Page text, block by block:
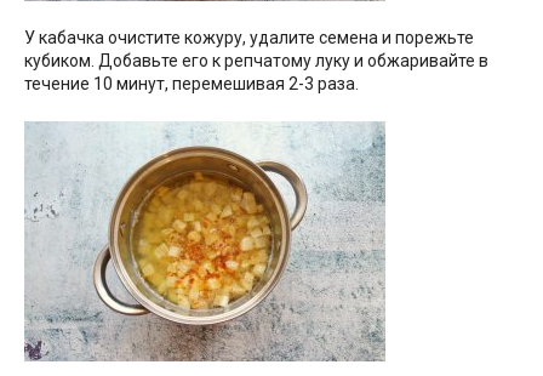
У кабачка очистите кожуру, удалите семена и порежьте
кубиком. Добавьте его к репчатому луку и обжаривайте в
течение 10 минут, перемешивая 2-3 раза.